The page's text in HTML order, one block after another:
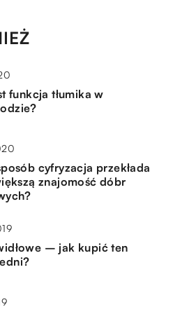
funkcja tłumika w
cyfryzacja przekłada
znajomość dóbr
– jak kupić ten